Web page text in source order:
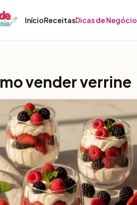
InícioReceitasDicas de Negócio
vender verrine